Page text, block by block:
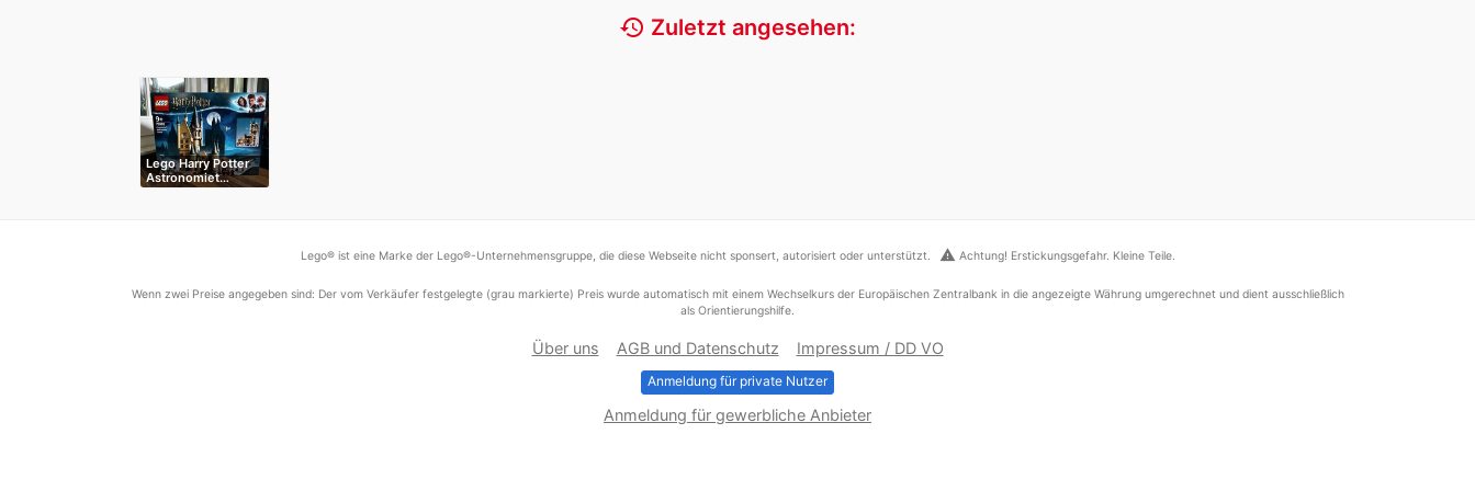
history Zuletzt angesehen:
Lego Harry Potter
Astronomiet…
Lego® ist eine Marke der Lego®-Unternehmensgruppe, die diese Webseite nicht sponsert, autorisiert oder unterstützt. warning Achtung! Erstickungsgefahr. Kleine Teile.
Wenn zwei Preise angegeben sind: Der vom Verkäufer festgelegte (grau markierte) Preis wurde automatisch mit einem Wechselkurs der Europäischen Zentralbank in die angezeigte Währung umgerechnet und dient ausschließlich
als Orientierungshilfe.
Über uns AGB und Datenschutz Impressum / DD VO
Anmeldung für private Nutzer
Anmeldung für gewerbliche Anbieter